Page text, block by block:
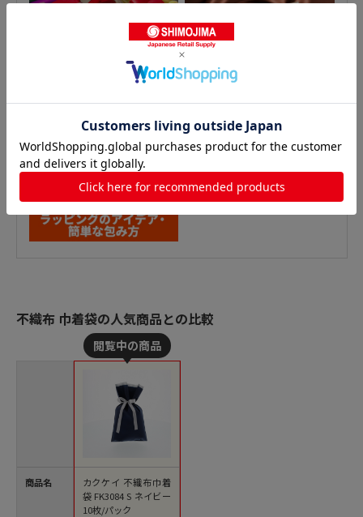
不織布 巾着袋の人気商品との比較
商品名
カクケイ 不織布巾着
袋 FK3084 S ネイビー
10枚/パック